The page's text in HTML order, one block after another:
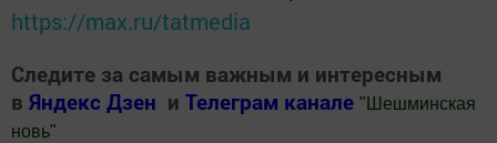
https://max.ru/tatmedia
Следите за самым важным и интересным
в Яндекс Дзен и Телеграм канале " Шешминская
новь"